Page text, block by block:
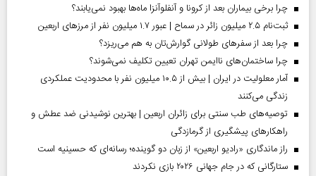
چرا برخی بیماران بعد از کرونا و آنفلوآنزا ماه‌ها بهبود نمی‌یابند؟
ثبت‌نام ۲.۵ میلیون زائر در سماح | عبور ۱.۷ میلیون نفر از مرز‌های اربعین
چرا بعد از سفرهای طولانی گوارش‌تان به هم می‌ریزد؟
چرا ساختمان‌های ناایمن تهران تعیین تکلیف نمی‌شوند؟
آمار معلولیت در ایران | بیش از ۱۰.۵ میلیون نفر با محدودیت عملکردی
زندگی می‌کنند
توصیه‌های طب سنتی برای زائران اربعین | بهترین نوشیدنی ضد عطش و
راهکارهای پیشگیری از گرمازدگی
راز ماندگاری «رادیو اربعین» از زبان دو گوینده؛ رسانه‌ای که حسینیه است
ستارگانی که در جام جهانی ۲۰۲۶ بازی نکردند